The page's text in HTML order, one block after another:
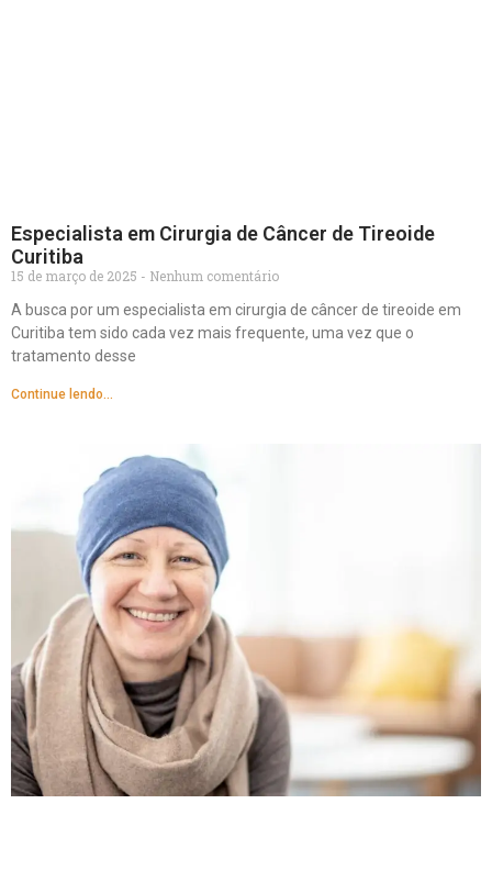
Especialista em Cirurgia de Câncer de Tireoide
Curitiba
15 de março de 2025
Nenhum comentário
A busca por um especialista em cirurgia de câncer de tireoide em
Curitiba tem sido cada vez mais frequente, uma vez que o
tratamento desse
Continue lendo...